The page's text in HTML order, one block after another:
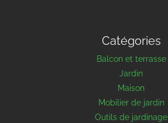
Catégories
Balcon et terrasse
Jardin
Maison
Mobilier de jardin
Outils de jardinage